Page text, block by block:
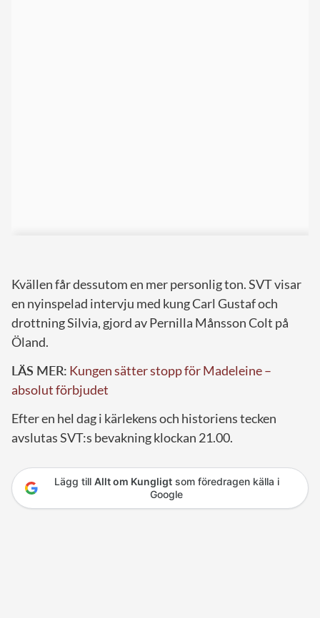
Kvällen får dessutom en mer personlig ton. SVT visar
en nyinspelad intervju med kung Carl Gustaf och
drottning Silvia, gjord av Pernilla Månsson Colt på
Öland.
LÄS MER: Kungen sätter stopp för Madeleine –
absolut förbjudet
Efter en hel dag i kärlekens och historiens tecken
avslutas SVT:s bevakning klockan 21.00.
Lägg till Allt om Kungligtsom föredragen källa i
Google